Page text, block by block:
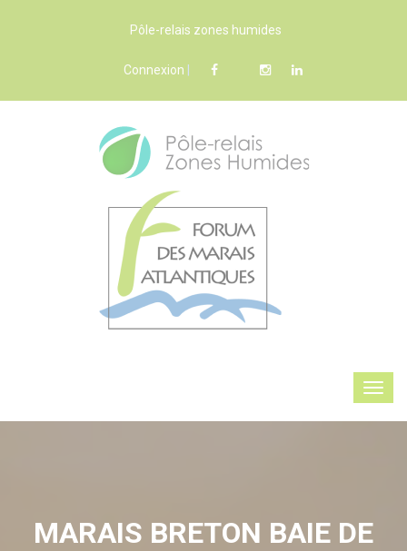
Pôle-relais zones humides
Connexion
MARAIS BRETON BAIE DE